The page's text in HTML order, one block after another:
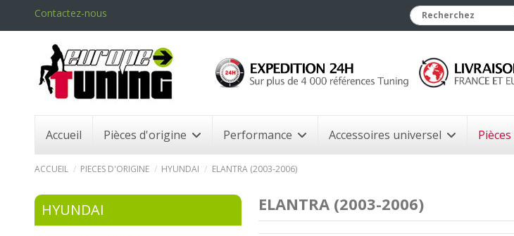
Contactez-nous
Accueil Pièces d'origine Performance Accessoires universel
ACCUEIL PIECES D'ORIGINE HYUNDAI ELANTRA (2003-2006)
ELANTRA (2003-2006)
HYUNDAI